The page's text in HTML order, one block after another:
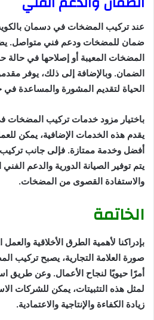
عند تركيب المضخات في دسمان
ضمان للمضخات ودعم فني متواصل.
المضخات المعيبة أو إصلاحها في
الضمان. وبالإضافة إلى ذلك، يوفر
الحياة لتقديم المشورة والمساعدة
باختيار مزود خدمات تركيب المضخات
يقدم هذه الخدمات الإضافية، يمكن
أفضل وخدمة ممتازة. فإلى جانب
يتم توفير الصيانة الدورية والدعم
والاستفادة القصوى من المضخات.
الخاتمة
بإدراكنا لأهمية الطرق الأخلاقية
صورة العلامة التجارية، يصبح تركيب
أمرًا حيويًا لنجاح الأعمال. وعن طريق
لمثل هذه التثبيتات، يمكن للشركات
زيادة الكفاءة والإنتاجية والاعتمادية.